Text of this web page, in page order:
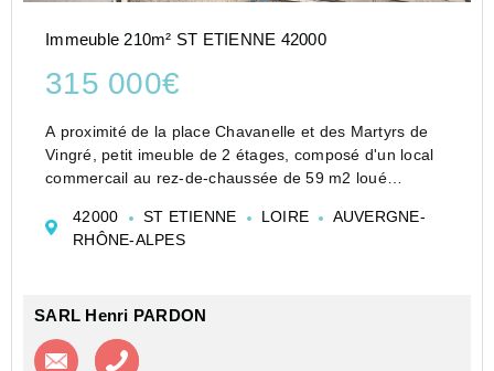
Immeuble 210m² ST ETIENNE 42000
315 000€
A proximité de la place Chavanelle et des Martyrs de
Vingré, petit imeuble de 2 étages, composé d'un local
commercail au rez-de-chaussée de 59 m2 loué
89 m2 loué 485EUR CC et un trois pièces de 61 m2
loué 3...
42000 ST ETIENNE LOIRE
AUVERGNE-
RHÔNE-ALPES
SARL Henri PARDON
Contacter l'agence